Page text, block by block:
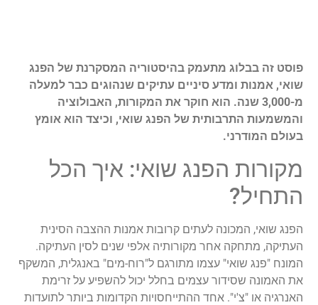
פוסט זה בבלוג מתעמק בהיסטוריה המסקרנת של הפנג
שואי, אמנות ומדע סיניים עתיקים שנהוגים כבר למעלה
מ-3,000 שנה. הוא חוקר את המקורות, האבולוציה
והמשמעות התרבותית של הפנג שואי, וכיצד הוא אומץ
בעולם המודרני.
מקורות הפנג שואי: איך הכל
התחיל?
הפנג שואי, המכונה לעתים קרובות אמנות ההצבה הסינית
העתיקה, מתחקה אחר מקורותיה אלפי שנים לסין העתיקה.
המונח "פנג שואי" עצמו מתורגם ל"רוח-מים" באנגלית, המשקף
את האמונה שסידור עצמים בחלל יכול להשפיע על זרימת
האנרגיה או "צ'י". אחד ההתייחסויות הקדומות ביותר לתועדות